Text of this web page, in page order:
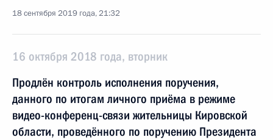
18 сентября 2019 года, 21:32
16 октября 2018 года, вторник
Продлён контроль исполнения поручения,
данного по итогам личного приёма в режиме
видео-конференц-связи жительницы Кировской
области, проведённого по поручению Президента